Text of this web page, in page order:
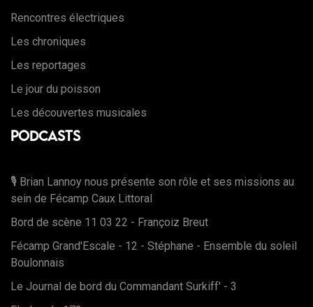
Rencontres électriques
Les chroniques
Les reportages
Le jour du poisson
Les découvertes musicales
Podcasts
🎙️ Brian Lannoy nous présente son rôle et ses missions au
sein de Fécamp Caux Littoral
Bord de scène 11 03 22 - Françoiz Breut
Fécamp Grand'Escale - 12 - Stéphane - Ensemble du soleil
Boulonnais
Le Journal de bord du Commandant Surkiff' - 3